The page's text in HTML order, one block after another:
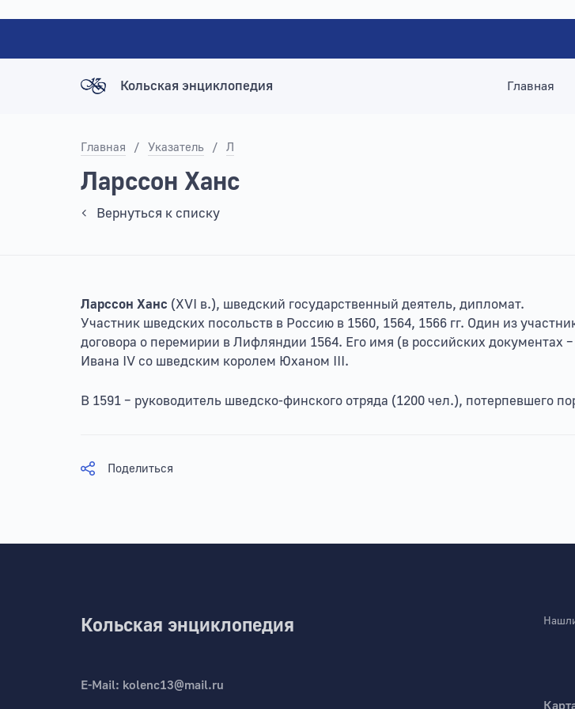
Кольская энциклопедия Главная
Главная / Указатель / Л
Ларссон Ханс
Вернуться к списку
Ларссон Ханс (XVI в.), шведский государственный деятель, дипломат.
Участник шведских посольств в Россию в 1560, 1564, 1566 гг. Один из
договора о перемирии в Лифляндии 1564. Его имя (в российских документах
Ивана IV со шведским королем Юханом III.
В 1591 – руководитель шведско-финского отряда (1200 чел.), потерпевшего
Поделиться
Кольская энциклопедия
E-Mail: kolenc13@mail.ru